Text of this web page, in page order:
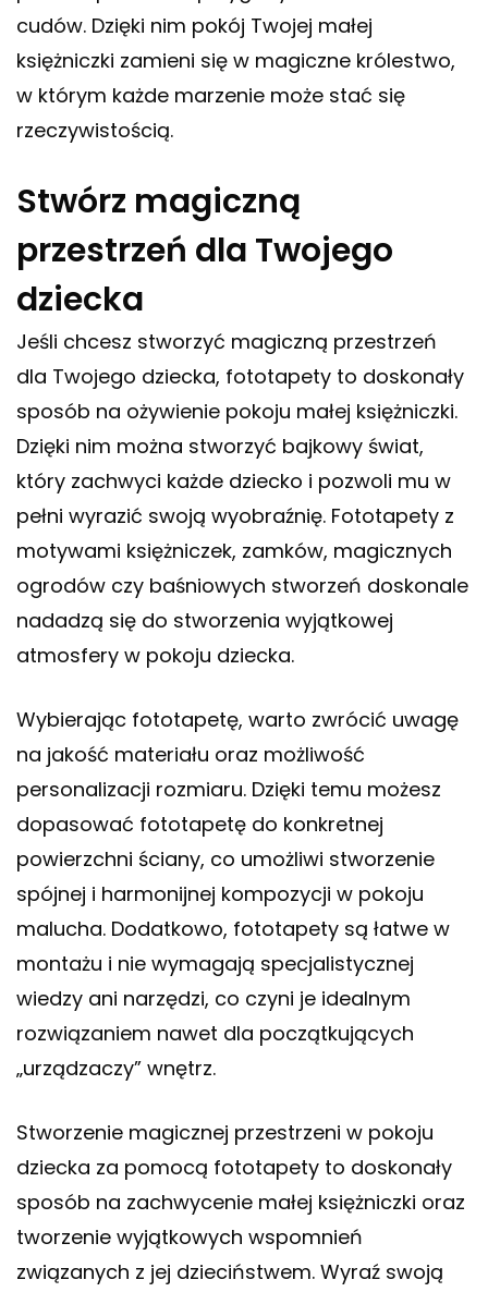
cudów. Dzięki nim pokój Twojej małej
księżniczki zamieni się w magiczne królestwo,
w którym każde marzenie może stać się
rzeczywistością.
Stwórz magiczną
przestrzeń dla Twojego
dziecka
Jeśli chcesz stworzyć magiczną przestrzeń
dla Twojego dziecka, fototapety to doskonały
sposób na ożywienie pokoju małej księżniczki.
Dzięki nim można stworzyć bajkowy świat,
który zachwyci każde dziecko i pozwoli mu w
pełni wyrazić swoją wyobraźnię. Fototapety z
motywami księżniczek, zamków, magicznych
ogrodów czy baśniowych stworzeń doskonale
nadadzą się do stworzenia wyjątkowej
atmosfery w pokoju dziecka.
Wybierając fototapetę, warto zwrócić uwagę
na jakość materiału oraz możliwość
personalizacji rozmiaru. Dzięki temu możesz
dopasować fototapetę do konkretnej
powierzchni ściany, co umożliwi stworzenie
spójnej i harmonijnej kompozycji w pokoju
malucha. Dodatkowo, fototapety są łatwe w
montażu i nie wymagają specjalistycznej
wiedzy ani narzędzi, co czyni je idealnym
rozwiązaniem nawet dla początkujących
„urządzaczy” wnętrz.
Stworzenie magicznej przestrzeni w pokoju
dziecka za pomocą fototapety to doskonały
sposób na zachwycenie małej księżniczki oraz
tworzenie wyjątkowych wspomnień
związanych z jej dzieciństwem. Wyraź swoją